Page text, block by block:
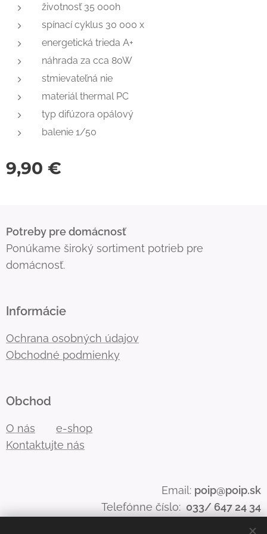
životnosť 35 000h
spínací cyklus 30 000 x
energetická trieda A+
náhrada za cca 80W
stmievateľná nie
materiál thermal PC
typ difúzora opálový
balenie 1/50
9,90 €
Potreby pre domácnosť
Ponúkame široký sortiment potrieb pre
domácnosť.
Informácie
Ochrana osobných údajov
Obchodné podmienky
Obchod
O nás
e-shop
Kontaktujte nás
Email: poip@poip.sk
Telefónne číslo: 033/ 647 24 34